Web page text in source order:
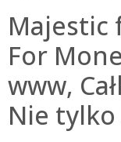
Majestic
For
www,
Nie tylko